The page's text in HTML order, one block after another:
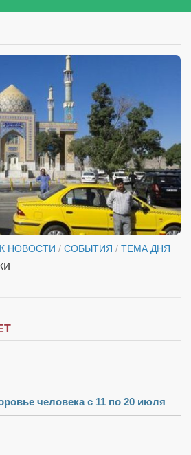
НОВОСТИ / СОБЫТИЯ / ТЕМА ДНЯ
человека с 11 по 20 июля